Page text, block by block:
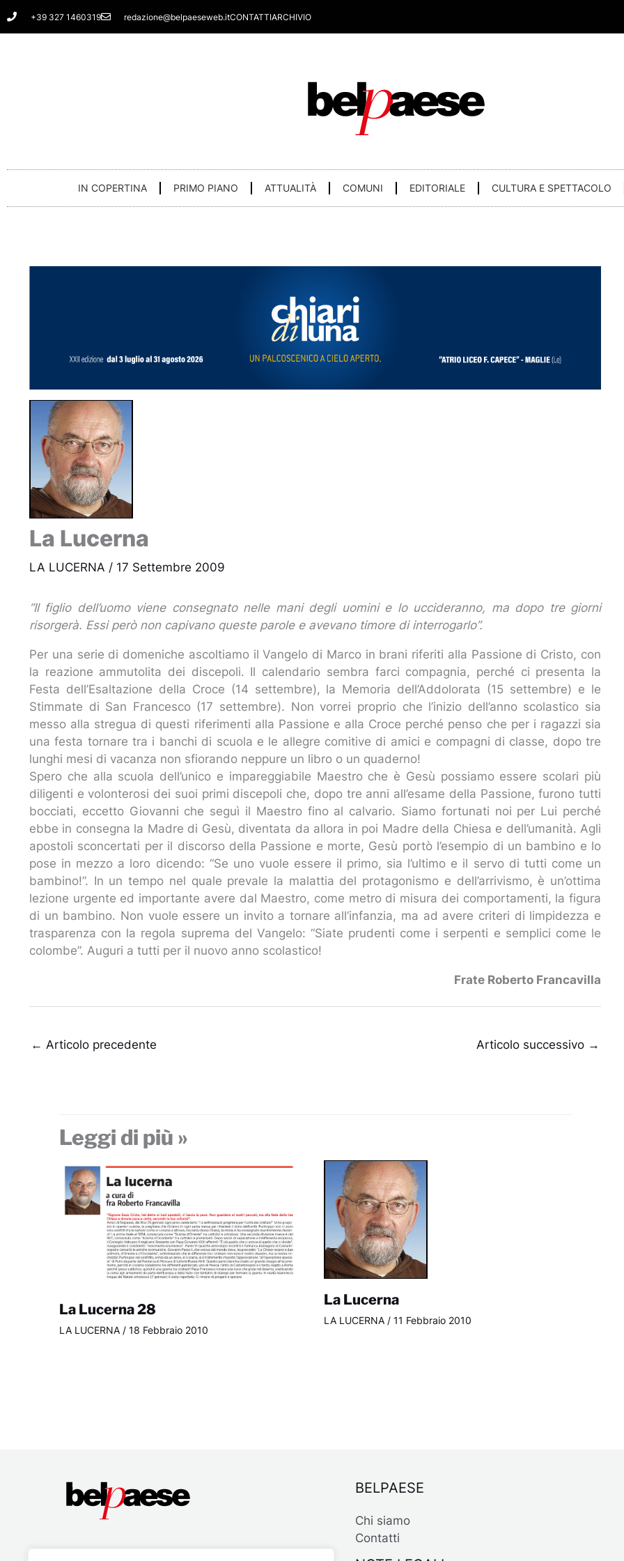
Vai
al
+39 327 1460319 redazione@belpaeseweb.itCONTATTIARCHIVIO
IN COPERTINA PRIMO PIANO ATTUALITÀ COMUNI EDITORIALE CULTURA E SPETTACOLO
La Lucerna
LA LUCERNA / 17 Settembre 2009
“Il figlio dell’uomo viene consegnato nelle mani degli uomini e lo uccideranno, ma dopo tre giorni
risorgerà. Essi però non capivano queste parole e avevano timore di interrogarlo”.
Per una serie di domeniche ascoltiamo il Vangelo di Marco in brani riferiti alla Passione di Cristo, con
la reazione ammutolita dei discepoli. Il calendario sembra farci compagnia, perché ci presenta la
Festa dell’Esaltazione della Croce (14 settembre), la Memoria dell’Addolorata (15 settembre) e le
Stimmate di San Francesco (17 settembre). Non vorrei proprio che l’inizio dell’anno scolastico sia
messo alla stregua di questi riferimenti alla Passione e alla Croce perché penso che per i ragazzi sia
una festa tornare tra i banchi di scuola e le allegre comitive di amici e compagni di classe, dopo tre
lunghi mesi di vacanza non sfiorando neppure un libro o un quaderno!
Spero che alla scuola dell’unico e impareggiabile Maestro che è Gesù possiamo essere scolari più
diligenti e volonterosi dei suoi primi discepoli che, dopo tre anni all’esame della Passione, furono tutti
bocciati, eccetto Giovanni che seguì il Maestro fino al calvario. Siamo fortunati noi per Lui perché
ebbe in consegna la Madre di Gesù, diventata da allora in poi Madre della Chiesa e dell’umanità. Agli
apostoli sconcertati per il discorso della Passione e morte, Gesù portò l’esempio di un bambino e lo
pose in mezzo a loro dicendo: “Se uno vuole essere il primo, sia l’ultimo e il servo di tutti come un
bambino!”. In un tempo nel quale prevale la malattia del protagonismo e dell’arrivismo, è un’ottima
lezione urgente ed importante avere dal Maestro, come metro di misura dei comportamenti, la figura
di un bambino. Non vuole essere un invito a tornare all’infanzia, ma ad avere criteri di limpidezza e
trasparenza con la regola suprema del Vangelo: “Siate prudenti come i serpenti e semplici come le
colombe”. Auguri a tutti per il nuovo anno scolastico!
Frate Roberto Francavilla
← Articolo precedente Articolo successivo →
Leggi di più »
La Lucerna 28
LA LUCERNA/ 18 Febbraio 2010
La Lucerna
LA LUCERNA / 11 Febbraio 2010
BELPAESE
Chi siamo
Contatti